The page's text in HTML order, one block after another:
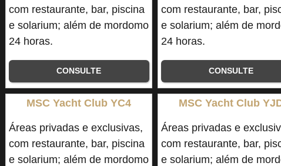
com restaurante, bar, piscina
e solarium; além de mordomo
24 horas.
CONSULTE
com restaurante, bar,
e solarium; além de
24 horas.
CONSULTE
MSC Yacht Club YC4
Áreas privadas e exclusivas,
com restaurante, bar, piscina
e solarium; além de mordomo
MSC Yacht Club
Áreas privadas e
com restaurante, bar,
e solarium; além de